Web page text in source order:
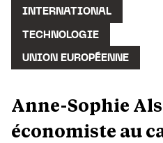
INTERNATIONAL
TECHNOLOGIE
UNION EUROPÉENNE
Anne-Sophie
économiste au